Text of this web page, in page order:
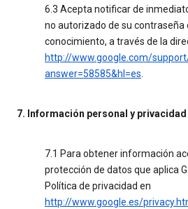
6.3 Acepta notificar de
no autorizado de su contraseña
conocimiento, a través de la
http://www.google.com/
answer=58585&hl=es.
7. Información personal y privacidad
7.1 Para obtener información
protección de datos que aplica
Política de privacidad en
http://www.google.es/